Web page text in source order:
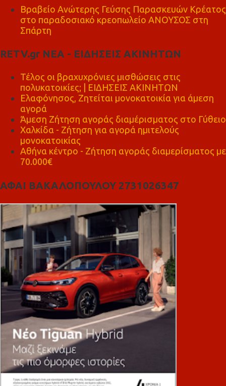
Βραβείο Ανώτερης Γεύσης Παρασκευών Κρέατος
στο παραδοσιακό κρεοπωλείο ΑΝΟΥΣΟΣ στη
Σπάρτη
RETV.gr ΝΕΑ - ΕΙΔΗΣΕΙΣ ΑΚΙΝΗΤΩΝ
Τέλος οι βραχυχρόνιες μισθώσεις στις
πολυκατοικίες; | ΕΙΔΗΣΕΙΣ ΑΚΙΝΗΤΩΝ
Ελαφόνησος, Ζητείται μονοκατοικία για άμεση
αγορά
Άμεση Ζήτηση αγοράς διαμέρισματος στο Γύθειο
Χαλκίδα - Ζήτηση για αγορά ημιτελούς
μονοκατοικίας
Αθήνα κέντρο - Ζήτηση αγοράς διαμερίσματος με
70.000€
ΑΦΑΙ ΒΑΚΑΛΟΠΟΥΛΟΥ 2731026347